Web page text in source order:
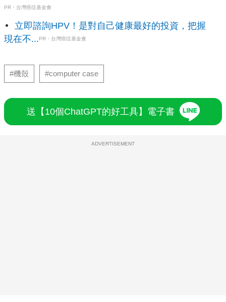
PR・台灣癌症基金會
立即諮詢HPV！是對自己健康最好的投資，把握
現在不...PR・台灣癌症基金會
#機殼 #computer case
送【10個ChatGPT的好工具】電子書
ADVERTISEMENT